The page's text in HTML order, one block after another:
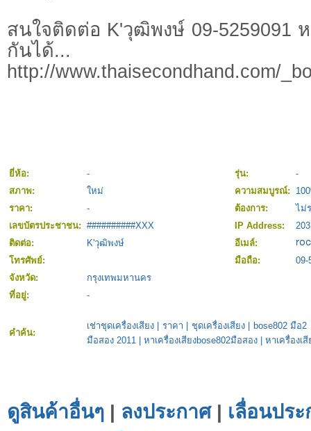
สนใจติดต่อ K'วุฒิพงษ์ 09-5259091
กันได้...
http://www.thaisecondhand.com/
ยี่ห้อ: - รุ่น:
-
สภาพ:
ใหม่ ความสมบูรณ์:
ราคา:
- ต้องการ:
ไม่
เลขบัตรประชาชน: ##########XXX IP Address:
ติดต่อ:
K'วุฒิพงษ์
อีเมล์:
โทรศัพย์:
มือถือ:
09-
จังหวัด:
กรุงเทพมหานคร
ที่อยู่:
-
คำค้น:
เช่าชุดเครื่องเสียง ราคา ชุดเครื่องเสียง| bose802 มือ2
มือสอง 2011
หาเครื่องเสียงbose802มือสอง หาเครื่องเ
ดูสินค้าอื่นๆ | ลงประกาศ| เลื่อนปร